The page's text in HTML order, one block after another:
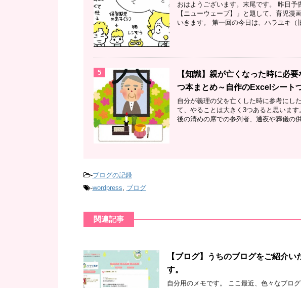
おはようございます。末尾です。 昨日
【ニューウェーブ】」と題して、育児漫
いきます。 第一回の今日は、ハラユキ（
5
【知識】親が亡くなった時に必
つ本まとめ～自作のExcelシート
自分が義理の父を亡くした時に参考にし
て、やることは大きく3つあると思いま
後の清めの席での参列者、通夜や葬儀の
-ブログの記録
-wordpress, ブログ
関連記事
【ブログ】うちのブログをご紹介
す。
自分用のメモです。 ここ最近、色々なブロ